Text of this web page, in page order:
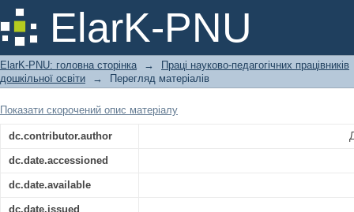
ElarK-PNU
Твори Марії Приймаченко на
ElarK-PNU: головна сторінка →
Праці науково-педагогічних працівників
дошкільної освіти
→ Перегляд матеріалів
Показати скорочений опис матеріалу
dc.contributor.author
dc.date.accessioned
dc.date.available
dc.date.issued